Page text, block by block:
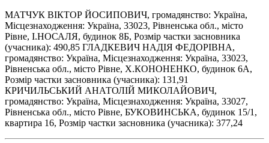
МАТЧУК ВІКТОР ЙОСИПОВИЧ, громадянство: Україна,
Місцезнаходження: Україна, 33023, Рівненська обл., місто
Рівне, І.НОСАЛЯ, будинок 8Б, Розмір частки засновника
(учасника): 490,85 ГЛАДКЕВИЧ НАДІЯ ФЕДОРІВНА,
громадянство: Україна, Місцезнаходження: Україна, 33023,
Рівненська обл., місто Рівне, Х.КОНОНЕНКО, будинок 6А,
Розмір частки засновника (учасника): 131,91
КРИЧИЛЬСЬКИЙ АНАТОЛІЙ МИКОЛАЙОВИЧ,
громадянство: Україна, Місцезнаходження: Україна, 33027,
Рівненська обл., місто Рівне, БУКОВИНСЬКА, будинок 15/1,
квартира 16, Розмір частки засновника (учасника): 377,24